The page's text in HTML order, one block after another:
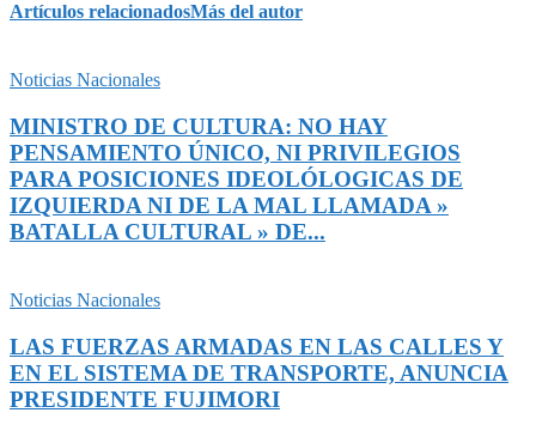
Artículos relacionadosMás del autor
Noticias Nacionales
MINISTRO DE CULTURA: NO HAY
PENSAMIENTO ÚNICO, NI PRIVILEGIOS
PARA POSICIONES IDEOLÓLOGICAS DE
IZQUIERDA NI DE LA MAL LLAMADA »
BATALLA CULTURAL » DE...
Noticias Nacionales
LAS FUERZAS ARMADAS EN LAS CALLES Y
EN EL SISTEMA DE TRANSPORTE, ANUNCIA
PRESIDENTE FUJIMORI